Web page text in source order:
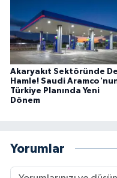
Akaryakıt Sektöründe
Hamle! Saudi
Türkiye Planında Yeni
Dönem
Yorumlar